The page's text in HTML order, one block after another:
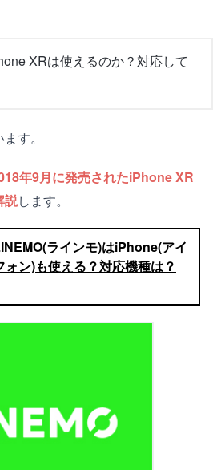
XRは使えるのか？対応して
す。
年9月に発売されたiPhone XR
説します。
ラインモ)はiPhone(アイ
ォン)も使える？対応機種は？